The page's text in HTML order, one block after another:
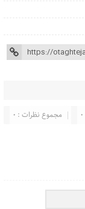
مجموع نظرات : 0